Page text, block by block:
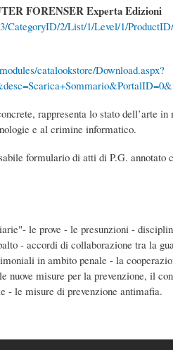
FORENSER Experta Edizioni
CategoryID/2/List/1/Level/1/
catalookstore/Download.aspx?
rappresenta lo stato dell’arte
e al crimine informatico.
formulario di atti di P.G. annotato
le prove - le presunzioni -
- accordi di collaborazione tra la
in ambito penale - la
misure per la prevenzione, il
- le misure di prevenzione antimafia.